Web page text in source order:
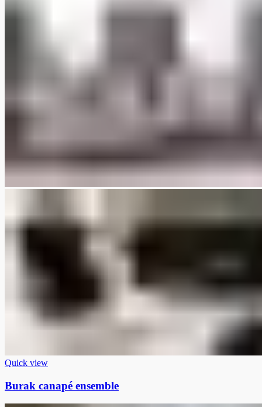
Quick view
Burak canapé ensemble